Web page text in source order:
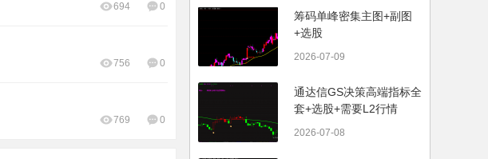
0
694
0
756
0
769
筹码单峰密集主图+副图
+选股
2026-07-09
通达信GS决策高端指标全
套+选股+需要L2行情
2026-07-08